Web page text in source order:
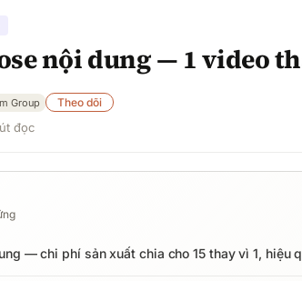
nội dung — 1 video
Group Theo dõi
đọc
— chi phí sản xuất chia cho 15 thay vì 1, hiệu